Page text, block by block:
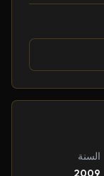
السنة